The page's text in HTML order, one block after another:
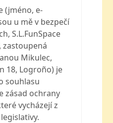
(jméno, e-
u mě v bezpečí
S.L.FunSpace
zastoupená
Mikulec,
18, Logroño) je
souhlasu
zásad ochrany
vycházejí z